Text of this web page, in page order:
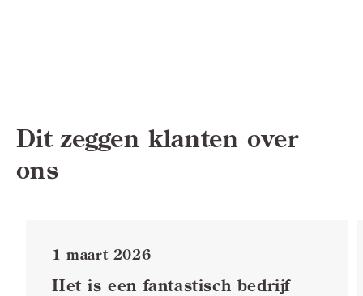
Dit zeggen klanten over
ons
1 maart 2026
Het is een fantastisch bedrijf